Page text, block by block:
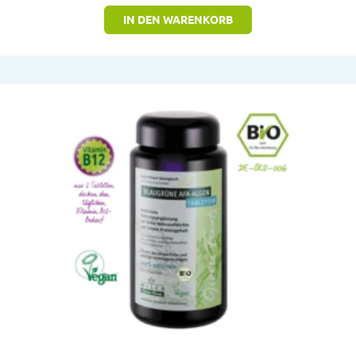
IN DEN WARENKORB